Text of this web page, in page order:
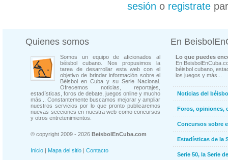
sesión o registrate
Quienes somos
Somos un equipo de aficionados al
béisbol cubano. Nos propusimos la
tarea de desarrollar esta web con el
objetivo de brindar información sobre el
Béisbol en Cuba y su Serie Nacional.
Ofrecemos noticias, reportajes,
estadísticas, foros de debate, juegos online y mucho
más... Constantemente buscamos mejorar y ampliar
nuestros servicios por lo que pronto publicaremos
nuevas secciones en nuestra web como concursos
y otros entretenimientos.
© copyright 2009 - 2026 BeisbolEnCuba.com
Inicio | Mapa del sitio | Contacto
En
Lo que puedes
En
béisbol cubano,
los juegos y más...
Noticias del
Foros, opiniones,
Concursos sobre
Estadísticas de la
Serie 50, la Serie